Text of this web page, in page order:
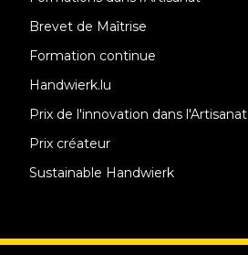
Brevet de Maîtrise
Formation continue
Handwierk.lu
Prix de l'innovation dans l'Artisanat
Prix créateur
Sustainable Handwierk